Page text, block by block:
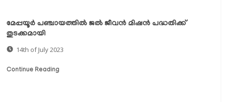
മേപ്പയൂർ പഞ്ചായത്തിൽ ജൽ ജീവൻ മിഷൻ പദ്ധതിക്ക്
തുടക്കമായി
14th of July 2023
Continue Reading